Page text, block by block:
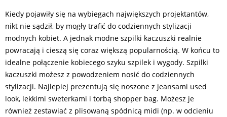
Kiedy pojawiły się na wybiegach największych projektantów,
nikt nie sądził, by mogły trafić do codziennych stylizacji
modnych kobiet. A jednak modne szpilki kaczuszki realnie
powracają i cieszą się coraz większą popularnością. W końcu to
idealne połączenie kobiecego szyku szpilek i wygody. Szpilki
kaczuszki możesz z powodzeniem nosić do codziennych
stylizacji. Najlepiej prezentują się noszone z jeansami used
look, lekkimi sweterkami i torbą shopper bag. Możesz je
również zestawiać z plisowaną spódnicą midi (np. w odcieniu